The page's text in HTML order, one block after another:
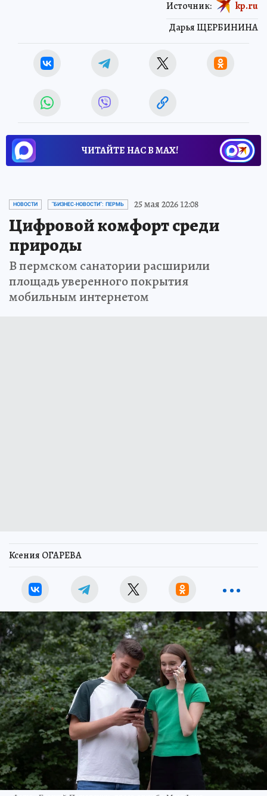
Дарья ЩЕРБИНИНА
Источник: kp.ru
ЧИТАЙТЕ НАС В МАХ!
НОВОСТИ "БИЗНЕС-НОВОСТИ": ПЕРМЬ 25 мая 2026 12:08
Цифровой комфорт среди
природы
В пермском санатории расширили
площадь уверенного покрытия
мобильным интернетом
Ксения ОГАРЕВА